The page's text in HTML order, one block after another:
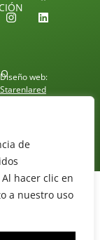
de
hacer clic en
a nuestro uso
Diseño web:
Starenlared